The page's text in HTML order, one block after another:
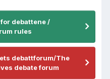
debattene /
rules
debattforum/The
debate forum